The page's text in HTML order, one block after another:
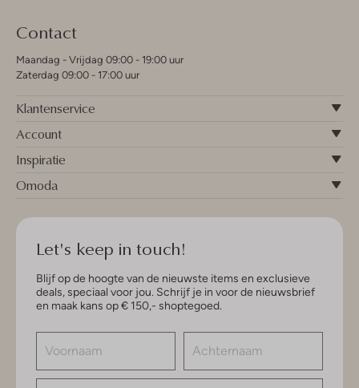
Contact
Maandag - Vrijdag 09:00 - 19:00 uur
Zaterdag 09:00 - 17:00 uur
Klantenservice
Account
Inspiratie
Omoda
Let's keep in touch!
Blijf op de hoogte van de nieuwste items en exclusieve
deals, speciaal voor jou. Schrijf je in voor de nieuwsbrief
en maak kans op € 150,- shoptegoed.